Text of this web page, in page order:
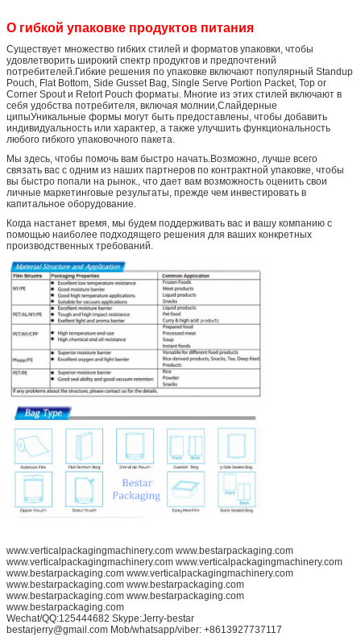
Бесплатные
Различные типы доступны с грузополучателем
Примечание
1) Мы предложим вам цену, относящуюся к
вашему запросу деталей, поэтому, пожалуйста
Пожалуйста, сообщите намМатериал, толщина,
размер, цвет печати
и другие требования, которые вы
предпочитаете,и будет сделано специальное
предложение.
Если вы не знаете подробную информацию, мы
можем дать вам нашипредложения.
аналогичные образцы, нотребуется точная
плата за выборку
Время
доставки:
Мы постараемся сократить время.
О гибкой упаковке продуктов питания
Существует множество гибких стилей и форматов упаковки, чтобы
удовлетворить широкий спектр продуктов и предпочтений
потребителей.Гибкие решения по упаковке включают популярный Standup
Pouch, Flat Bottom, Side Gusset Bag, Single Serve Portion Packet, Top or
Corner Spout и Retort Pouch форматы. Многие из этих стилей включают в
себя удобства потребителя, включая молнии,Слайдерные
ципыУникальные формы могут быть предоставлены, чтобы добавить
индивидуальность или характер, а также улучшить функциональность
любого гибкого упаковочного пакета.
Мы здесь, чтобы помочь вам быстро начать.Возможно, лучше всего
связать вас с одним из наших партнеров по контрактной упаковке, чтобы
вы быстро попали на рынок., что дает вам возможность оценить свои
личные маркетинговые результаты, прежде чем инвестировать в
капитальное оборудование.
Когда настанет время, мы будем поддерживать вас и вашу компанию с
помощью наиболее подходящего решения для ваших конкретных
производственных требований.
www.verticalpackagingmachinery.com www.bestarpackaging.com
www.verticalpackagingmachinery.com www.verticalpackagingmachinery.com
www.bestarpackaging.com www.verticalpackagingmachinery.com
www.bestarpackaging.com www.bestarpackaging.com
www.bestarpackaging.com www.bestarpackaging.com
www.bestarpackaging.com
Wechat/QQ:125444682 Skype:Jerry-bestar
bestarjerry@gmail.com Mob/whatsapp/viber: +8613927737117